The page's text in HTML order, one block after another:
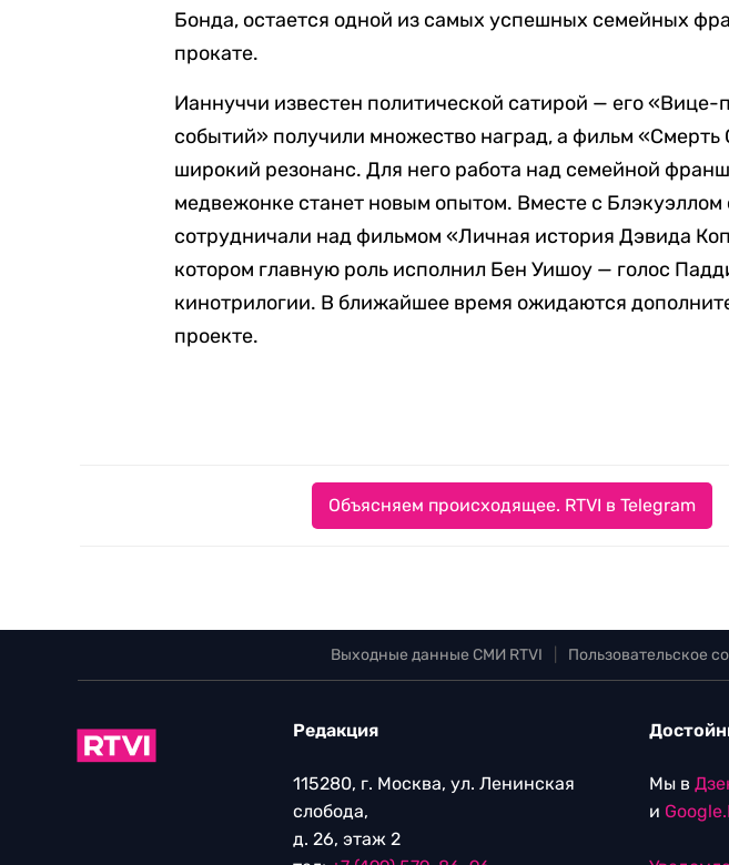
Бонда, остается одной из самых успешных семейных
прокате.
Ианнуччи известен политической сатирой — его «Вице-
событий» получили множество наград, а фильм «Смерть
широкий резонанс. Для него работа над семейной
медвежонке станет новым опытом. Вместе с Блэкуэллом
сотрудничали над фильмом «Личная история Дэвида
котором главную роль исполнил Бен Уишоу — голос
кинотрилогии. В ближайшее время ожидаются
проекте.
Объясняем происходящее. RTVI в Telegram
Выходные данные СМИ RTVI Пользовательское
Редакция
115280, г. Москва, ул. Ленинская
слобода,
д. 26, этаж 2
Мы в
и